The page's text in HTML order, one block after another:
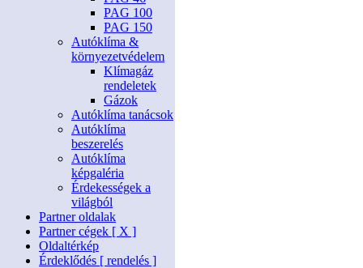
PAG 100
PAG 150
Autóklíma &
környezetvédelem
Klímagáz
rendeletek
Gázok
Autóklíma tanácsok
Autóklíma
beszerelés
Autóklíma
képgaléria
Érdekességek a
világból
Partner oldalak
Partner cégek [ X ]
Oldaltérkép
Érdeklődés [ rendelés ]